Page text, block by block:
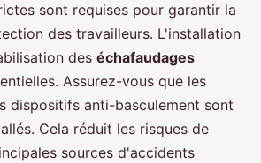
sont requises pour garantir la
des travailleurs. L'installation
des échafaudages
Assurez-vous que les
dispositifs anti-basculement sont
Cela réduit les risques de
sources d'accidents